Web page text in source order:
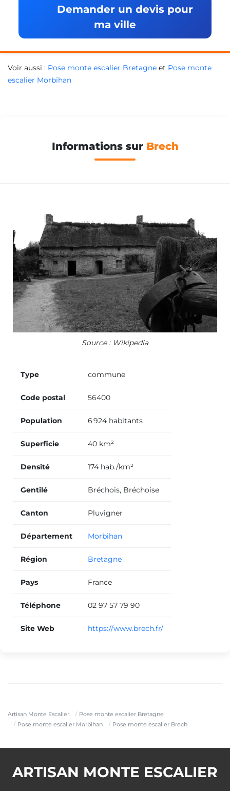
Artisan Monte Escalier
Pose monte escalier Bretagne
Pose monte escalier Morbihan
Pose monte escalier Brech
Demander un devis pour
ma ville
Voir aussi : Pose monte escalier Bretagne et Pose monte
escalier Morbihan
Informations sur Brech
Source : Wikipedia
Type commune
Code postal 56400
Population 6 924 habitants
Superficie 40 km²
Densité 174 hab./km²
Gentilé Bréchois, Bréchoise
Canton Pluvigner
Département Morbihan
Région Bretagne
Pays France
Téléphone 02 97 57 79 90
Site Web https://www.brech.fr/
ARTISAN MONTE ESCALIER